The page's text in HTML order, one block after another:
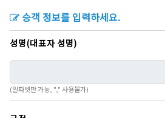
승객 정보를 입력하세요.
성명(대표자 성명)
(알파벳만 가능, "," 사용불가)